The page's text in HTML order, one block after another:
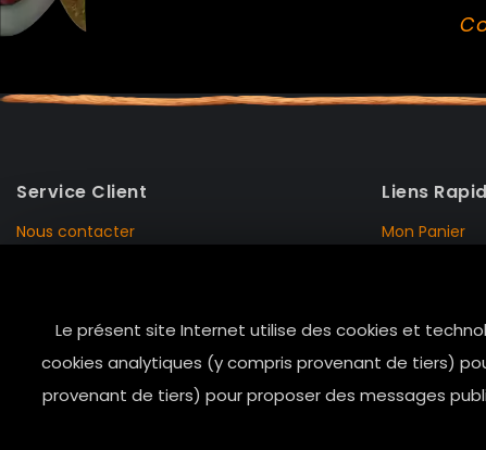
Le présent site Internet utilise des cookies et
cookies analytiques (y compris provenant de tiers)
provenant de tiers) pour proposer des messages
Service Client
Nous contacter
Conditions de vente
Liens
Mon Panier